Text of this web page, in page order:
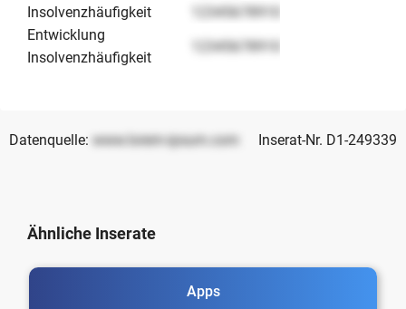
Insolvenzhäufigkeit
12345678910
Entwicklung
Insolvenzhäufigkeit
12345678910
Datenquelle: www.lorem-ipsum.com Inserat-Nr. D1-249339
Ähnliche Inserate
Apps